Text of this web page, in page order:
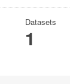
Datasets
1